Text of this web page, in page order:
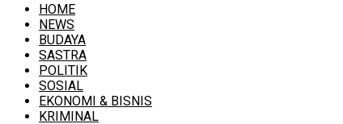
HOME
NEWS
BUDAYA
SASTRA
POLITIK
SOSIAL
EKONOMI & BISNIS
KRIMINAL